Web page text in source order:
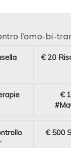
l’omo-bi-
€ 20
€
€ 500